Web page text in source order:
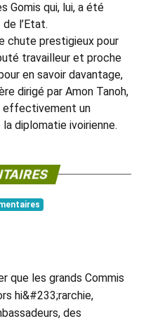
Gomis qui, lui, a été
l’Etat.
chute prestigieux pour
travailleur et proche
en savoir davantage,
dirigé par Amon Tanoh,
effectivement un
diplomatie ivoirienne.
que les grands Commis
hi&#233;rarchie,
des